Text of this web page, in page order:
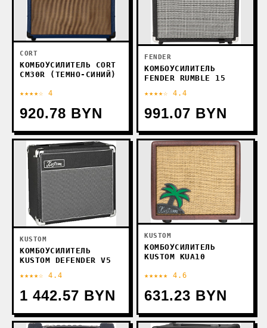
CORT
КОМБОУСИЛИТЕЛЬ CORT
CM30R (ТЕМНО-СИНИЙ)
★★★★☆ 4
920.78 BYN
FENDER
КОМБОУСИЛИТЕЛЬ
FENDER RUMBLE 15
★★★★☆ 4.4
991.07 BYN
KUSTOM
КОМБОУСИЛИТЕЛЬ
KUSTOM DEFENDER V5
★★★★☆ 4.4
1 442.57 BYN
KUSTOM
КОМБОУСИЛИТЕЛЬ
KUSTOM KUA10
★★★★★ 4.6
631.23 BYN